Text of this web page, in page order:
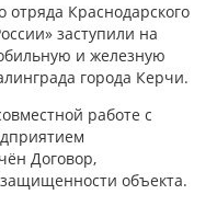
отряда Краснодарского
заступили на
и железную
города Керчи.
работе с
Договор,
объекта.